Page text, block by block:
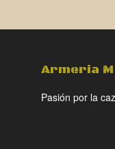
Armeria M
Pasión por la